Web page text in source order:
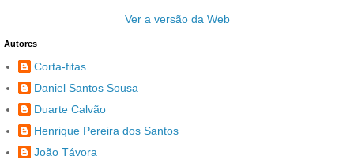
Ver a versão da Web
Autores
Corta-fitas
Daniel Santos Sousa
Duarte Calvão
Henrique Pereira dos Santos
João Távora